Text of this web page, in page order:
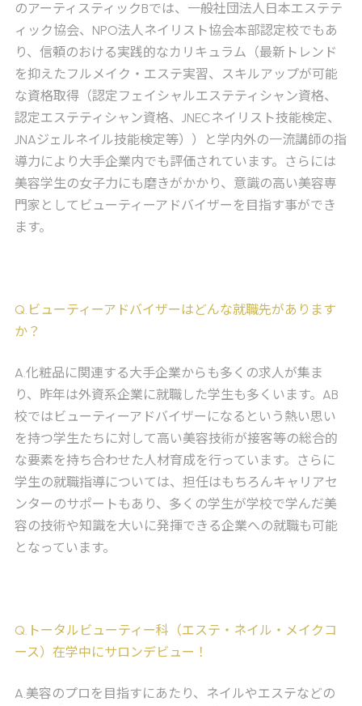
のアーティスティックBでは、一般社団法人日本エステテ
ィック協会、NPO法人ネイリスト協会本部認定校でもあ
り、信頼のおける実践的なカリキュラム（最新トレンド
を抑えたフルメイク・エステ実習、スキルアップが可能
な資格取得（認定フェイシャルエステティシャン資格、
認定エステティシャン資格、JNECネイリスト技能検定、
JNAジェルネイル技能検定等））と学内外の一流講師の指
導力により大手企業内でも評価されています。さらには
美容学生の女子力にも磨きがかかり、意識の高い美容専
門家としてビューティーアドバイザーを目指す事ができ
ます。
Q.ビューティーアドバイザーはどんな就職先があります
か？
A.化粧品に関連する大手企業からも多くの求人が集ま
り、昨年は外資系企業に就職した学生も多くいます。AB
校ではビューティーアドバイザーになるという熱い思い
を持つ学生たちに対して高い美容技術が接客等の総合的
な要素を持ち合わせた人材育成を行っています。さらに
学生の就職指導については、担任はもちろんキャリアセ
ンターのサポートもあり、多くの学生が学校で学んだ美
容の技術や知識を大いに発揮できる企業への就職も可能
となっています。
Q.トータルビューティー科（エステ・ネイル・メイクコ
ース）在学中にサロンデビュー！
A.美容のプロを目指すにあたり、ネイルやエステなどの